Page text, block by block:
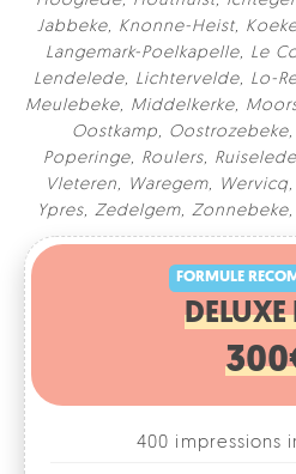
Jabbeke, Knonne-Heist,
Langemark-Poelkapelle, Le
Lendelede, Lichtervelde, Lo-
Meulebeke, Middelkerke,
Oostkamp, Oostrozebeke,
Poperinge, Roulers, Ruiselede
Vleteren, Waregem, Wervicq,
Ypres, Zedelgem, Zonnebeke,
FORMULE
400 impressions
Personnalisation du